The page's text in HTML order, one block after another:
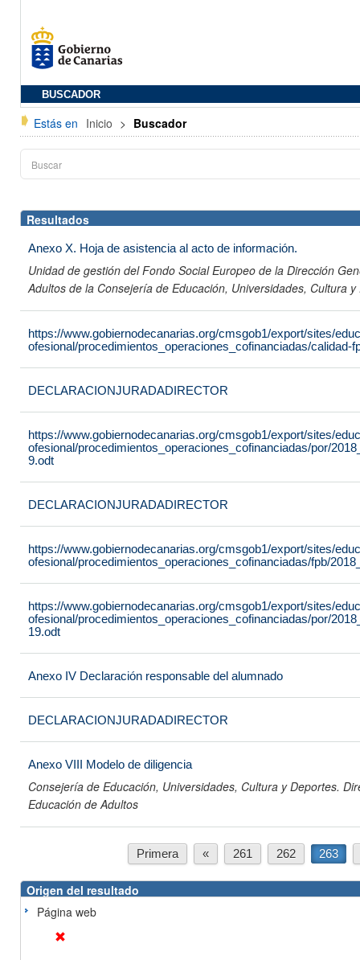
BUSCADOR
Estás en Inicio > Buscador
Resultados
Anexo X. Hoja de asistencia al acto de información.
Unidad de gestión del Fondo Social Europeo de la Dirección
Adultos de la Consejería de Educación, Universidades, Cultura y
https://www.gobiernodecanarias.org/cmsgob1/export/sites/
ofesional/procedimientos_operaciones_cofinanciadas/calidad-
DECLARACIONJURADADIRECTOR
https://www.gobiernodecanarias.org/cmsgob1/export/sites/
ofesional/procedimientos_operaciones_cofinanciadas/por/
9.odt
DECLARACIONJURADADIRECTOR
https://www.gobiernodecanarias.org/cmsgob1/export/sites/
ofesional/procedimientos_operaciones_cofinanciadas/fpb/
https://www.gobiernodecanarias.org/cmsgob1/export/sites/
ofesional/procedimientos_operaciones_cofinanciadas/por/
19.odt
Anexo IV Declaración responsable del alumnado
DECLARACIONJURADADIRECTOR
Anexo VIII Modelo de diligencia
Consejería de Educación, Universidades, Cultura y Deportes.
Educación de Adultos
Primera « 261 262 263
Origen del resultado
Página web